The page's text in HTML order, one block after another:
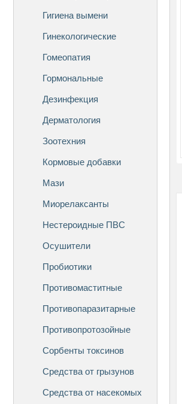
Гигиена вымени
Гинекологические
Гомеопатия
Гормональные
Дезинфекция
Дерматология
Зоотехния
Кормовые добавки
Мази
Миорелаксанты
Нестероидные ПВС
Осушители
Пробиотики
Противомаститные
Противопаразитарные
Противопротозойные
Сорбенты токсинов
Средства от грызунов
Средства от насекомых